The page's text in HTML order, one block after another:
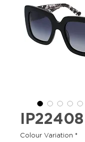
IP22408
Colour Variation *